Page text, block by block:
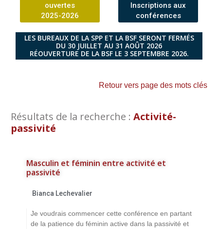
ouvertes
2025-2026
Inscriptions aux
conférences
LES BUREAUX DE LA SPP ET LA BSF SERONT FERMÉS
DU 30 JUILLET AU 31 AOÛT 2026
RÉOUVERTURE DE LA BSF LE 3 SEPTEMBRE 2026.
Retour vers page des mots clés
Résultats de la recherche : Activité-
passivité
Masculin et féminin entre activité et
passivité
Bianca Lechevalier
Je voudrais commencer cette conférence en partant
de la patience du féminin active dans la passivité et